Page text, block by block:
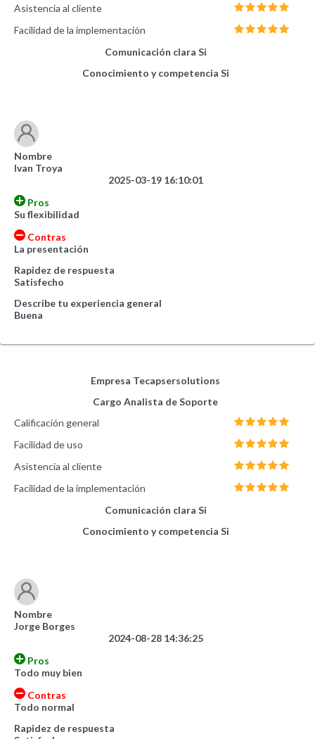
Asistencia al cliente
Facilidad de la implementación
Comunicación clara Si
Conocimiento y competencia Si
Nombre
Ivan Troya
2025-03-19 16:10:01
Pros
Su flexibilidad
Contras
La presentación
Rapidez de respuesta
Satisfecho
Describe tu experiencia general
Buena
Empresa Tecapsersolutions
Cargo Analista de Soporte
Calificación general
Facilidad de uso
Asistencia al cliente
Facilidad de la implementación
Comunicación clara Si
Conocimiento y competencia Si
Nombre
Jorge Borges
2024-08-28 14:36:25
Pros
Todo muy bien
Contras
Todo normal
Rapidez de respuesta